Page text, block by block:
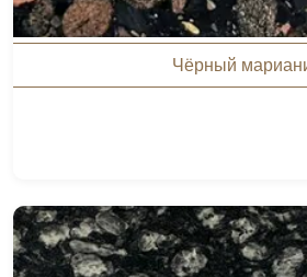
Чёрный